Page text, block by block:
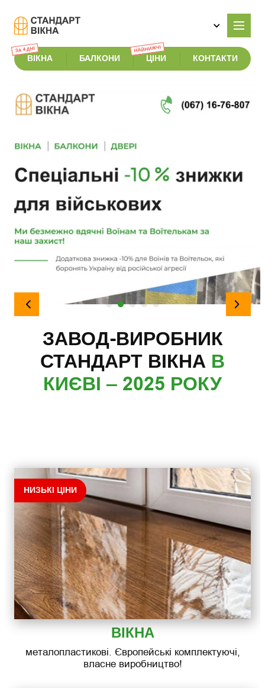
ЗА 4 ДНІ
ВІКНА БАЛКОНИ
НАЙНИЖЧІ
ЦІНИ КОНТАКТИ
ЗАВОД-ВИРОБНИК
СТАНДАРТ ВІКНА В
КИЄВІ – 2025 РОКУ
НИЗЬКІ ЦІНИ
ВІКНА
металопластикові. Європейські комплектуючі,
власне виробництво!